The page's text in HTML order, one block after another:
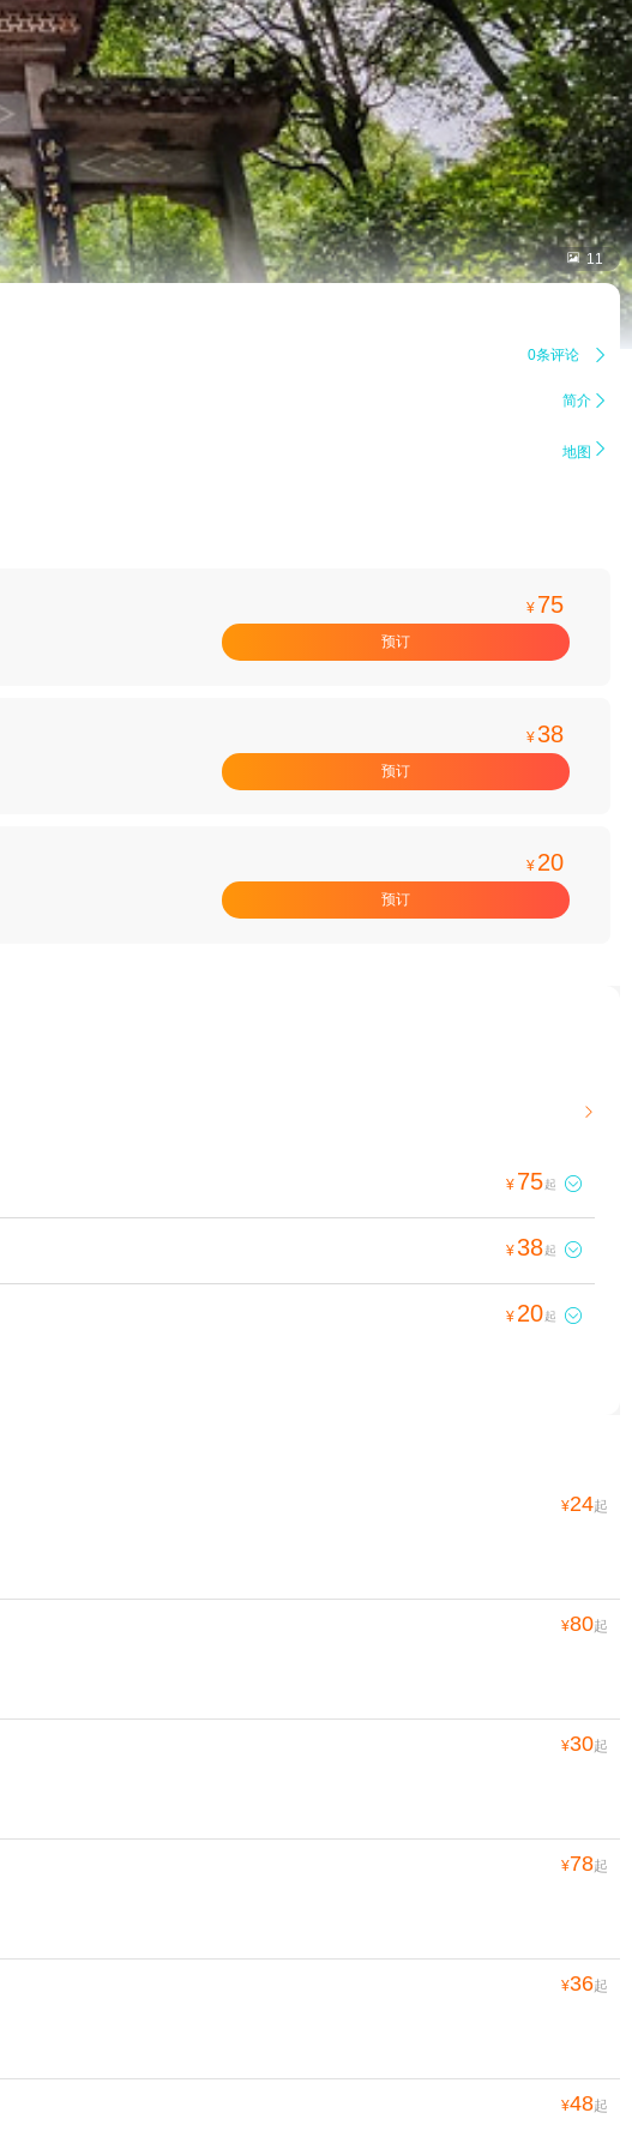
 11
0条评论 
简介 
地图 
¥ 75
预订
¥38
预订
¥ 20
预订

¥ 75起 
¥38起 
¥ 20起 
¥24起
¥80起
¥30起
¥78起
¥36起
¥48起